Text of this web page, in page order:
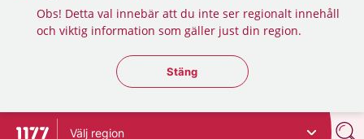
Obs! Detta val innebär att du inte ser regionalt innehåll
och viktig information som gäller just din region.
Stäng regionsväljaren
Stäng
Till startsidan för 1177
Välj region